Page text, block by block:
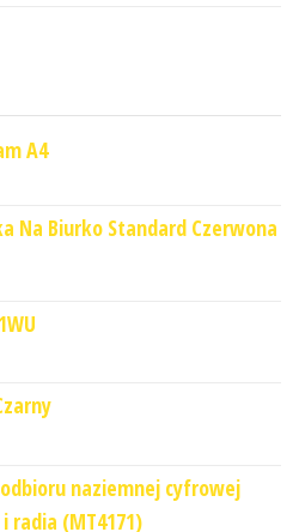
A4
Na Biurko Standard Czerwona
naziemnej cyfrowej
radia (MT4171)